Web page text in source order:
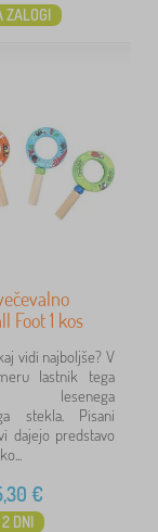
ZALOGI
Foot 1 kos
vidi najboljše? V
lastnik tega
lesenega
stekla. Pisani
dajejo predstavo
€
2 DNI